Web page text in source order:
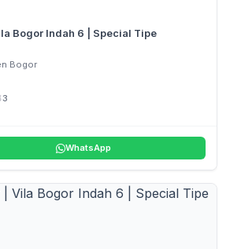
Bogor Indah 6 | Special Tipe
Bogor
3
WhatsApp